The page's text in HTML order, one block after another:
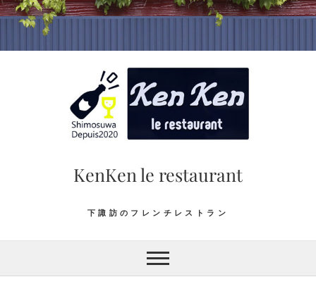
Skip
KenKen le restaurant
下諏訪のフレンチレストラン